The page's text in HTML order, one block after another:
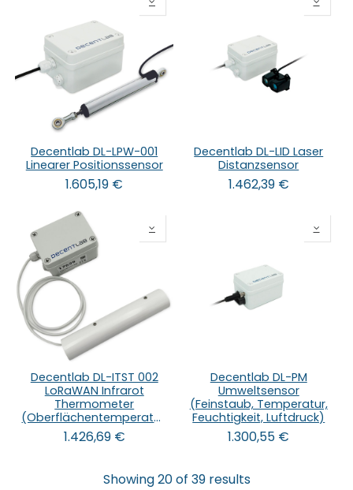
Decentlab DL-LPW-001
Linearer Positionssensor
1.605,19 €
Decentlab DL-LID Laser
Distanzsensor
1.462,39€
Decentlab DL-ITST 002
LoRaWAN Infrarot
Thermometer
(Oberflächentemperatursensor)
1.426,69€
Decentlab DL-PM
Umweltsensor
(Feinstaub, Temperatur,
Feuchtigkeit, Luftdruck)
1.300,55 €
Showing 20 of 39 results